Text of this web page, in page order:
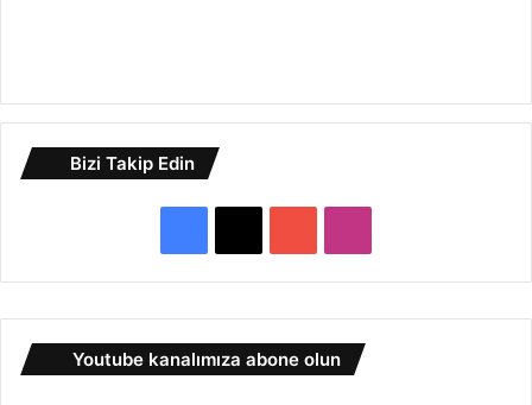
Bizi Takip Edin
a
c
e
o
u
T
n
s
Youtube kanalımıza abone olun